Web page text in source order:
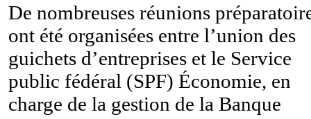
De nombreuses réunions
ont été organisées entre l’union des
guichets d’entreprises et le Service
public fédéral (SPF) Économie, en
charge de la gestion de la Banque